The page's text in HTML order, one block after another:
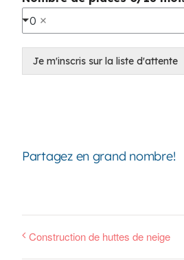
0
Je m'inscris sur la liste d'attente
Partagez en grand nombre!
Construction de huttes de neige